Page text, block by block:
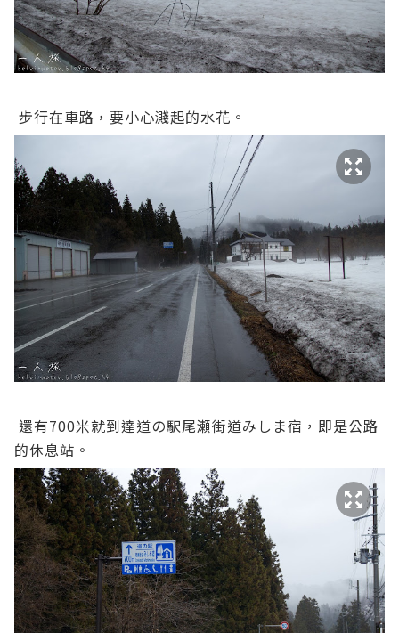
步行在車路，要小心濺起的水花。
還有700米就到達道の駅尾瀬街道みしま宿，即是公路
的休息站。